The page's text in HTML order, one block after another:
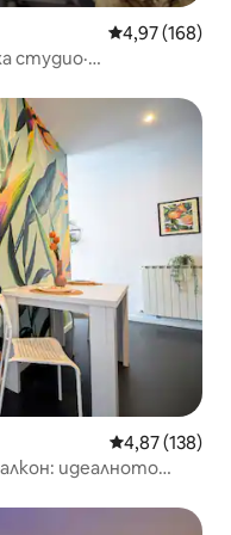
Средна
4,97 (168)
студио·
Средна
4,87 (138)
идеалното